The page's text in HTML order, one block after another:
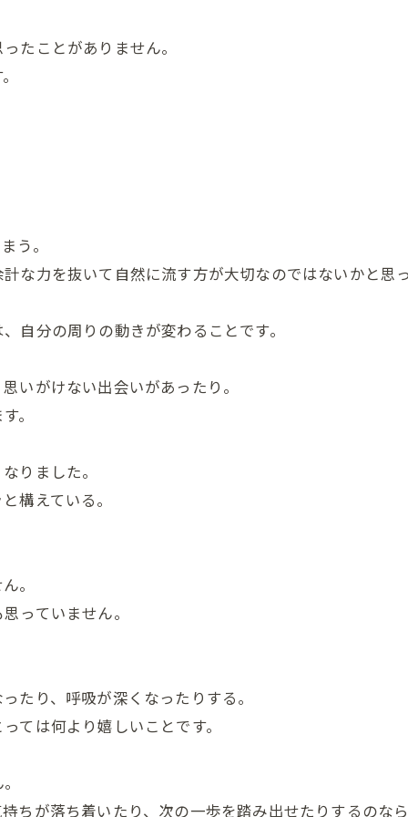
たことがありません。
う。
な力を抜いて自然に流す方が大切なのではないかと思
自分の周りの動きが変わることです。
いがけない出会いがあったり。
。
りました。
構えている。
。
っていません。
たり、呼吸が深くなったりする。
ては何より嬉しいことです。
ちが落ち着いたり、次の一歩を踏み出せたりするのな